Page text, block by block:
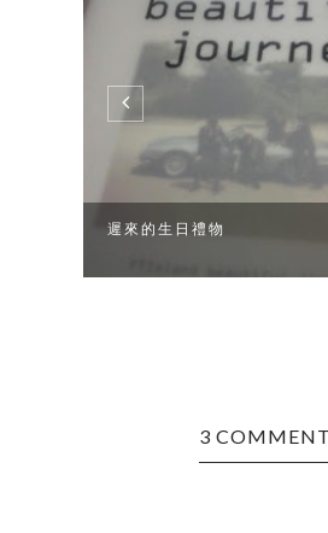
遲來的生日禮物
3